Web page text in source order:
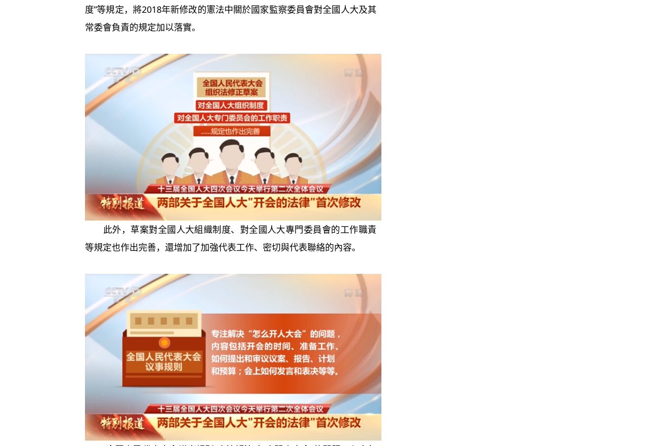
度”等規定，將2018年新修改的憲法中關於國家監察委員會對全國人大及其
常委會負責的規定加以落實。
此外，草案對全國人大組織制度、對全國人大專門委員會的工作職責
等規定也作出完善，還增加了加強代表工作、密切與代表聯絡的內容。